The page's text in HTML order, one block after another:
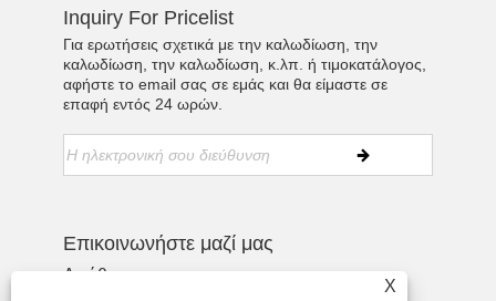
Inquiry For Pricelist
Για ερωτήσεις σχετικά με την καλωδίωση, την
καλωδίωση, την καλωδίωση, κ.λπ. ή τιμοκατάλογος,
αφήστε το email σας σε εμάς και θα είμαστε σε
επαφή εντός 24 ωρών.
Επικοινωνήστε μαζί μας
Διεύθυνση:
X